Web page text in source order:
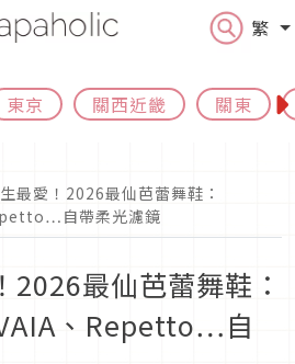
繁
東京 關西近畿 關東
最愛！2026最仙芭蕾舞鞋：
自帶柔光濾鏡
2026最仙芭蕾舞鞋：
、Repetto…自